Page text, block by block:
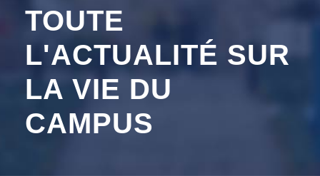
TOUTE
L'ACTUALITÉ SUR
LA VIE DU
CAMPUS